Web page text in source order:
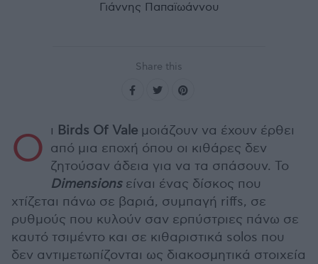
Γιάννης Παπαϊωάννου
Share this
Ο ι Birds Of Vale μοιάζουν να έχουν έρθει
από μια εποχή όπου οι κιθάρες δεν
ζητούσαν άδεια για να τα σπάσουν. Το
Dimensionsείναι ένας δίσκος που
χτίζεται πάνω σε βαριά, συμπαγή riffs, σε
ρυθμούς που κυλούν σαν ερπύστριες πάνω σε
καυτό τσιμέντο και σε κιθαριστικά solos που
δεν αντιμετωπίζονται ως διακοσμητικά στοιχεία